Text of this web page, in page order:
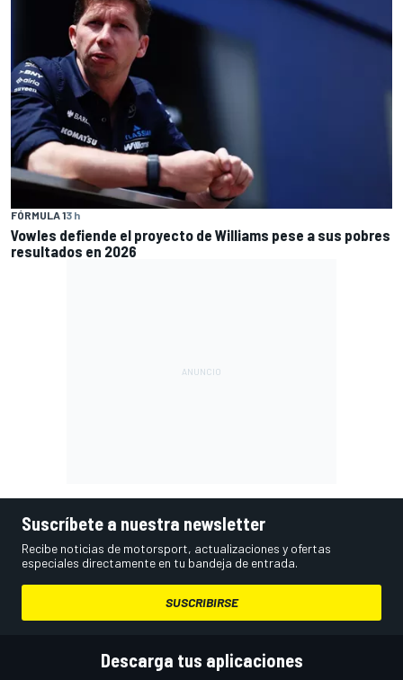
FÓRMULA 13 h
Vowles defiende el proyecto de Williams pese a sus pobres
resultados en 2026
Suscríbete a nuestra newsletter
Recibe noticias de motorsport, actualizaciones y ofertas
especiales directamente en tu bandeja de entrada.
SUSCRIBIRSE
Descarga tus aplicaciones